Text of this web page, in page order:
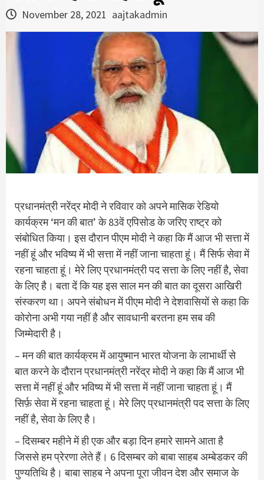
November 28, 2021 aajtakadmin
प्रधानमंत्री नरेंद्र मोदी ने रविवार को अपने मासिक रेडियो
कार्यक्रम ‘मन की बात’ के 83वें एपिसोड के जरिए राष्ट्र को
संबोधित किया। इस दौरान पीएम मोदी ने कहा कि मैं आज भी सत्ता में
नहीं हूं और भविष्य में भी सत्ता में नहीं जाना चाहता हूं। मैं सिर्फ सेवा में
रहना चाहता हूं। मेरे लिए प्रधानमंत्री पद सत्ता के लिए नहीं है, सेवा
के लिए है। बता दें कि यह इस साल मन की बात का दूसरा आखिरी
संस्करण था। अपने संबोधन में पीएम मोदी ने देशवासियों से कहा कि
कोरोना अभी गया नहीं है और सावधानी बरतना हम सब की
जिम्मेदारी है।
– मन की बात कार्यक्रम में आयुष्मान भारत योजना के लाभार्थी से
बात करने के दौरान प्रधानमंत्री नरेंद्र मोदी ने कहा कि मैं आज भी
सत्ता में नहीं हूं और भविष्य में भी सत्ता में नहीं जाना चाहता हूं। मैं
सिर्फ़ सेवा में रहना चाहता हूं। मेरे लिए प्रधानमंत्री पद सत्ता के लिए
नहीं है, सेवा के लिए है।
– दिसम्बर महीने में ही एक और बड़ा दिन हमारे सामने आता है
जिससे हम प्रेरणा लेते हैं। 6 दिसम्बर को बाबा साहब अम्बेडकर की
पुण्यतिथि है। बाबा साहब ने अपना पूरा जीवन देश और समाज के